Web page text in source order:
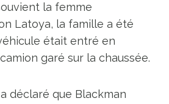
la femme
Latoya, la famille a été
était entré en
garé sur la chaussée.
déclaré que Blackman